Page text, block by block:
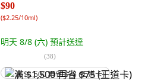
$90
($2.25/10ml)
明天 8/8 (六) 預計送達
(38)
满 $1,500 再省 $75 (王道卡)